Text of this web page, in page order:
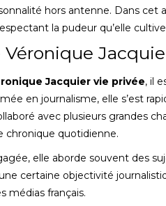
hors antenne. Dans
la pudeur qu’elle
Véronique
Jacquier vie privée, il
en journalisme, elle s’est
avec plusieurs grandes
chronique quotidienne.
elle aborde souvent des
certaine objectivité
médias français.